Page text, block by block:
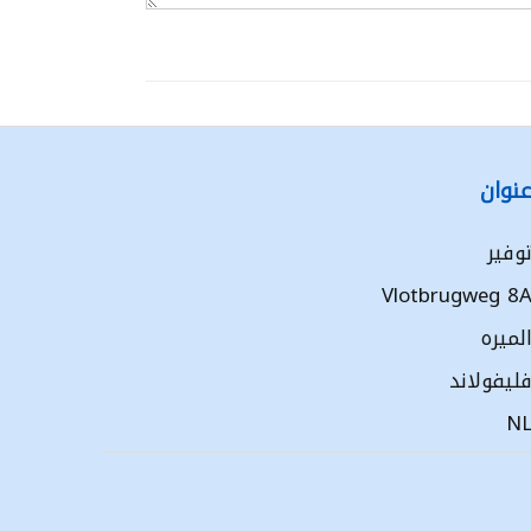
عنوان
توفير
Vlotbrugweg 8A
الميره
فليفولاند
NL